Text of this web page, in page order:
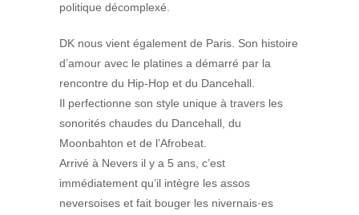
politique décomplexé.
DK nous vient également de Paris. Son histoire
d’amour avec le platines a démarré par la
rencontre du Hip-Hop et du Dancehall.
Il perfectionne son style unique à travers les
sonorités chaudes du Dancehall, du
Moonbahton et de l’Afrobeat.
Arrivé à Nevers il y a 5 ans, c’est
immédiatement qu’il intègre les assos
neversoises et fait bouger les nivernais·es